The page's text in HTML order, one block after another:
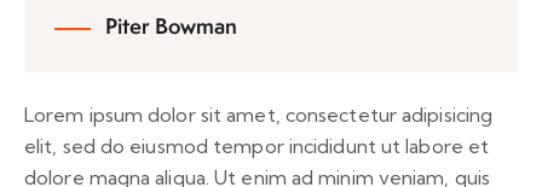
Piter Bowman
Lorem ipsum dolor sit amet, consectetur adipisicing
elit, sed do eiusmod tempor incididunt ut labore et
dolore magna aliqua. Ut enim ad minim veniam, quis